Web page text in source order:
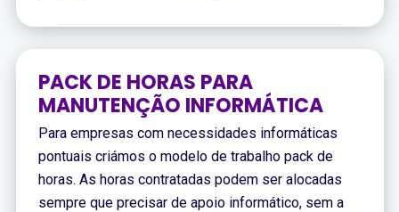
PACK DE HORAS PARA
MANUTENÇÃO INFORMÁTICA
Para empresas com necessidades informáticas
pontuais criámos o modelo de trabalho pack de
horas. As horas contratadas podem ser alocadas
sempre que precisar de apoio informático, sem a